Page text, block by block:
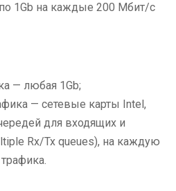
1Gb на каждые 200 Мбит/с
— любая 1Gb;
— сетевые карты Intel,
для входящих и
Rx/Tx queues), на каждую